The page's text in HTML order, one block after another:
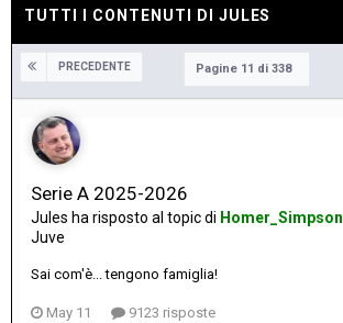
TUTTI I CONTENUTI DI JULES
PRECEDENTE Pagine 11 di 338
Serie A 2025-2026
Jules ha risposto al topic di Homer_Simpson
Juve
Sai com'è... tengono famiglia!
May 11 9123 risposte